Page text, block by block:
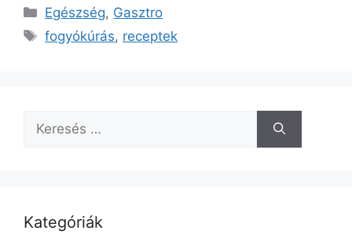
Kategória
Egészség, Gasztro
Címkék
fogyókúrás, receptek
Keresés:
Kategóriák